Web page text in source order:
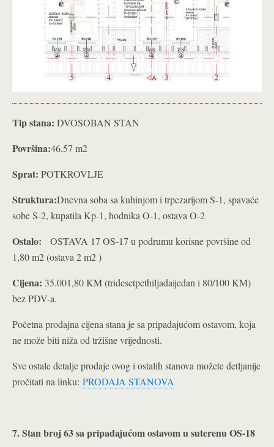
Tip stana: DVOSOBAN STAN
Površina:46,57 m2
Sprat: POTKROVLJE
Struktura:Dnevna soba sa kuhinjom i trpezarijom S-1, spavaće
sobe S-2, kupatila Kp-1, hodnika O-1, ostava O-2
Ostalo: OSTAVA 17 OS-17 u podrumu korisne površine od
1,80 m2 (ostava 2 m2 )
Cijena: 35.001,80 KM (tridesetpethiljadaijedan i 80/100 KM)
bez PDV-a.
Početna prodajna cijena stana je sa pripadajućom ostavom, koja
ne može biti niža od tržišne vrijednosti.
Sve ostale detalje prodaje ovog i ostalih stanova možete detljanije
pročitati na linku: PRODAJA STANOVA
7. Stan broj 63 sa pripadajućom ostavom u suterenu OS-18